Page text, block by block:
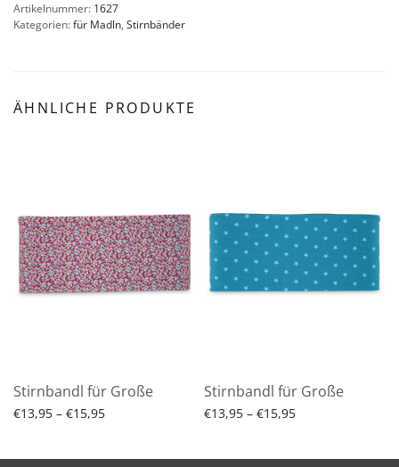
Artikelnummer: 1627
Kategorien:für Madln, Stirnbänder
ÄHNLICHE PRODUKTE
Stirnbandl für Große
€13,95 – €15,95Preisspanne:
Stirnbandl für Große
€13,95 – €15,95Preisspanne: